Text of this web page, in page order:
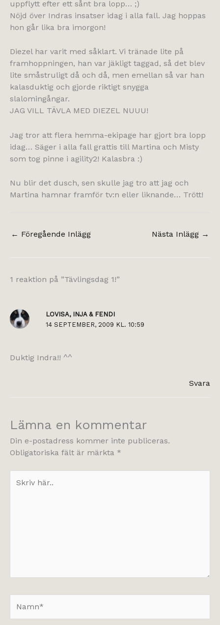
uppflytt efter ett sånt bra lopp… ;)
Nöjd över Indras insatser idag i alla fall. Jag hoppas
hon går lika bra imorgon!
Diezel har varit med såklart. Vi tränade lite på
framhoppningen, han var jäkligt taggad, så det blev
lite småstruligt då och då, men emellan så var han
kalasduktig och gjorde riktigt snygga
slalomingångar.
JAG VILL TÄVLA MED DIEZEL NUUU!
Jag tror att flera hemma-ekipage har gjort bra lopp
idag… Säger i alla fall grattis till Martina och Misty
som tog pinne i agility2! Kalasbra :)
Nu blir det dusch, sen skulle jag tro att jag och
Martina hamnar framför tv:n eller liknande… Trött!
← Föregående Inlägg Nästa Inlägg →
1 reaktion på ”Tävlingsdag 1!”
LOVISA, INJA & FENDI
14 SEPTEMBER, 2009 KL. 10:59
Duktig Indra!! ^^
Svara
Lämna en kommentar
Din e-postadress kommer inte publiceras.
Obligatoriska fält är märkta *
här..